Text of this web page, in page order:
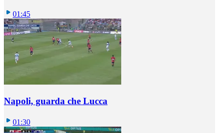
01:45
Napoli, guarda che Lucca
01:30